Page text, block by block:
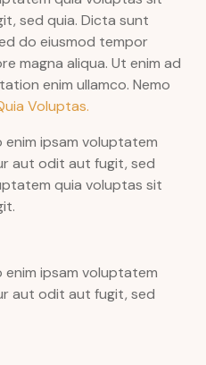
sed quia. Dicta sunt
do eiusmod tempor
magna aliqua. Ut enim ad
enim ullamco. Nemo
Voluptas.
ipsam voluptatem
aut odit aut fugit, sed
quia voluptas sit
ipsam voluptatem
aut odit aut fugit, sed